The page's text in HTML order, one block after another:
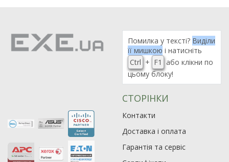
974
Помилка у тексті? Виділи
її мишкою і натисніть
Ctrl + F1
або клікни по
цьому блоку!
СТОРІНКИ
Контакти
Доставка і оплата
Гарантія та сервіс